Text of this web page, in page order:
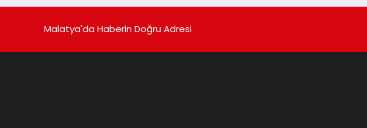
Malatya'da Haberin Doğru Adresi